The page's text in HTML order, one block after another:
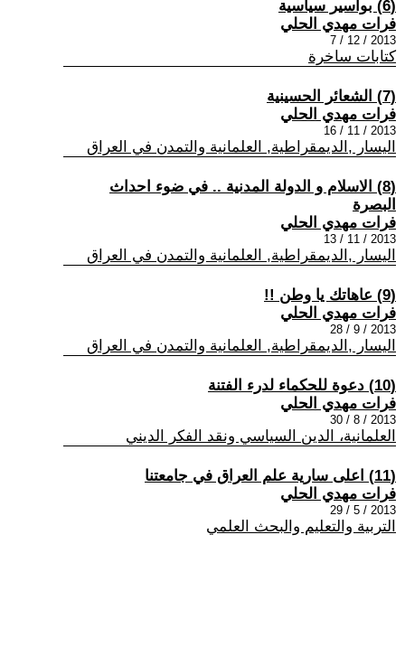
(6) بواسير سياسية
فرات مهدي الحلي
2013 / 12 / 7
كتابات ساخرة
(7) الشعائر الحسينية
فرات مهدي الحلي
2013 / 11 / 16
اليسار ,الديمقراطية, العلمانية والتمدن في العراق
(8) الاسلام و الدولة المدنية .. في ضوء احداث
البصرة
فرات مهدي الحلي
2013 / 11 / 13
اليسار ,الديمقراطية, العلمانية والتمدن في العراق
(9) عاهاتك يا وطن !!
فرات مهدي الحلي
2013 / 9 / 28
اليسار ,الديمقراطية, العلمانية والتمدن في العراق
(10) دعوة للحكماء لدرء الفتنة
فرات مهدي الحلي
2013 / 8 / 30
العلمانية، الدين السياسي ونقد الفكر الديني
(11) اعلى سارية علم العراق في جامعتنا
فرات مهدي الحلي
2013 / 5 / 29
التربية والتعليم والبحث العلمي